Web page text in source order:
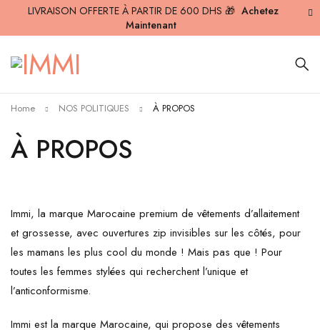
LIVRAISON OFFERTE À PARTIR DE 600 DHS 🎁 Achetez
Maintenant
Home NOS POLITIQUES À PROPOS
À PROPOS
Immi, la marque Marocaine premium de vêtements d’allaitement
et grossesse, avec ouvertures zip invisibles sur les côtés, pour
les mamans les plus cool du monde ! Mais pas que ! Pour
toutes les femmes stylées qui recherchent l’unique et
l’anticonformisme.
Immi est la marque Marocaine, qui propose des vêtements